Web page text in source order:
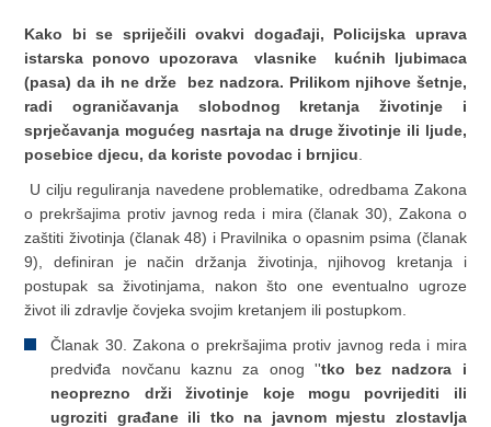
Kako bi se spriječili ovakvi događaji, Policijska uprava
istarska ponovo upozorava vlasnike kućnih ljubimaca
(pasa) da ih ne drže bez nadzora. Prilikom njihove šetnje,
radi ograničavanja slobodnog kretanja životinje i
sprječavanja mogućeg nasrtaja na druge životinje ili ljude,
posebice djecu, da koriste povodac i brnjicu
U cilju reguliranja navedene problematike, odredbama Zakona
o prekršajima protiv javnog reda i mira (članak 30), Zakona o
zaštiti životinja (članak 48) i Pravilnika o opasnim psima (članak
9), definiran je način držanja životinja, njihovog kretanja i
postupak sa životinjama, nakon što one eventualno ugroze
život ili zdravlje čovjeka svojim kretanjem ili postupkom.
Članak 30. Zakona o prekršajima protiv javnog reda i mira
predviđa novčanu kaznu za onog ''tko bez nadzora i
neoprezno drži životinje koje mogu povrijediti ili
ugroziti građane ili tko na javnom mjestu zlostavlja